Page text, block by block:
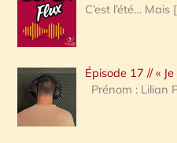
e
r
c
h
e
C’est l’été… Mais
Épisode 17 // «
Prénom : Lilian